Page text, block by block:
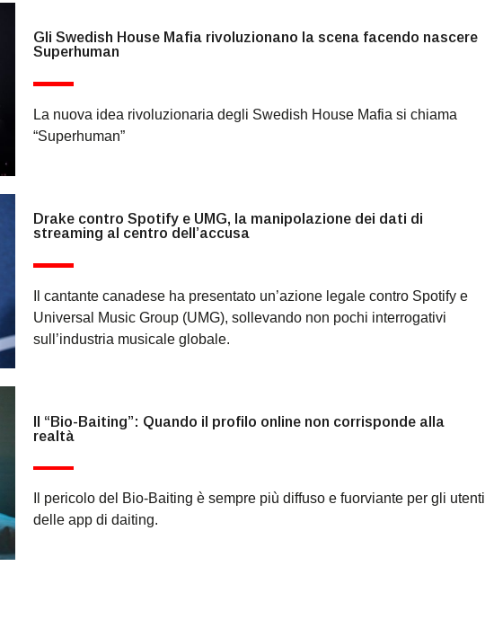
Gli Swedish House Mafia rivoluzionano la scena facendo nascere
Superhuman
La nuova idea rivoluzionaria degli Swedish House Mafia si chiama
“Superhuman”
Drake contro Spotify e UMG, la manipolazione dei dati di
streaming al centro dell’accusa
Il cantante canadese ha presentato un’azione legale contro Spotify e
Universal Music Group (UMG), sollevando non pochi interrogativi
sull’industria musicale globale.
Il “Bio-Baiting”: Quando il profilo online non corrisponde alla
realtà
Il pericolo del Bio-Baiting è sempre più diffuso e fuorviante per gli utenti
delle app di daiting.